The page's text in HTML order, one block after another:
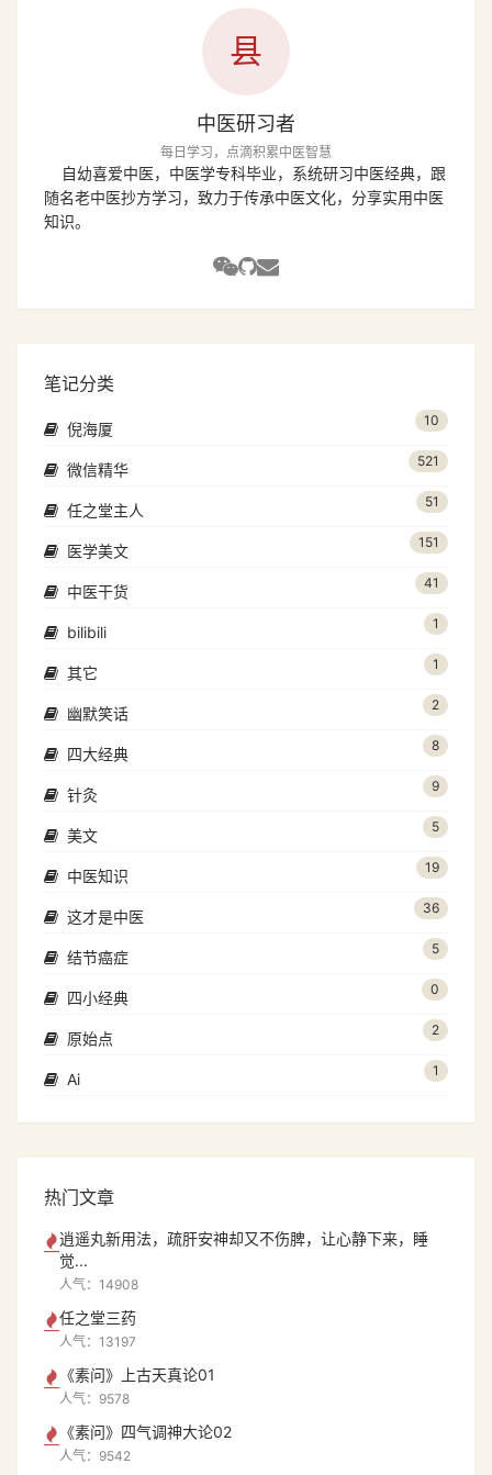
县
中医研习者
每日学习，点滴积累中医智慧
自幼喜爱中医，中医学专科毕业，系统研习中医经典，跟
随名老中医抄方学习，致力于传承中医文化，分享实用中医
知识。
笔记分类
倪海厦 10
微信精华 521
任之堂主人 51
医学美文 151
中医干货 41
bilibili 1
其它 1
幽默笑话 2
四大经典 8
针灸 9
美文 5
中医知识 19
这才是中医 36
结节癌症 5
四小经典 0
原始点 2
Ai 1
热门文章
逍遥丸新用法，疏肝安神却又不伤脾，让心静下来，睡
觉...
人气：14908
任之堂三药
人气：13197
《素问》上古天真论01
人气：9578
《素问》四气调神大论02
人气：9542